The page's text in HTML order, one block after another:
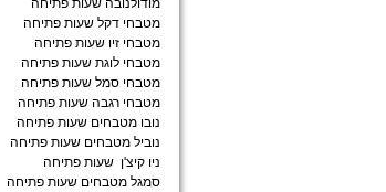
מודולנובה שעות פתיחה
מטבחי דקל שעות פתיחה
מטבחי זיו שעות פתיחה
מטבחי לוגת שעות פתיחה
מטבחי סמל שעות פתיחה
מטבחי רגבה שעות פתיחה
נובו מטבחים שעות פתיחה
נוביל מטבחים שעות פתיחה
ניו קיצ'ן שעות פתיחה
סמגל מטבחים שעות פתיחה